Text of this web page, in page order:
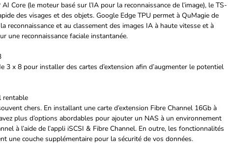
Core (le moteur basé sur l’IA pour la reconnaissance de l’image), le TS-
des visages et des objets. Google Edge TPU permet à QuMagie de
reconnaissance et au classement des images IA à haute vitesse et à
une reconnaissance faciale instantanée.
3 x 8 pour installer des cartes d’extension afin d’augmenter le potentiel
rentable
chers. En installant une carte d’extension Fibre Channel 16Gb à
plus d’options abordables pour ajouter un NAS à un environnement
à l’aide de l’appli iSCSI & Fibre Channel. En outre, les fonctionnalités
une couche supplémentaire pour la sécurité de vos données.